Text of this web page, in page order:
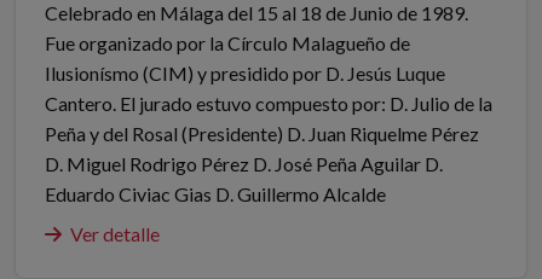
Celebrado en Málaga del 15 al 18 de Junio de 1989.
Fue organizado por la Círculo Malagueño de
Ilusionísmo (CIM) y presidido por D. Jesús Luque
Cantero. El jurado estuvo compuesto por: D. Julio de la
Peña y del Rosal (Presidente) D. Juan Riquelme Pérez
D. Miguel Rodrigo Pérez D. José Peña Aguilar D.
Eduardo Civiac Gias D. Guillermo Alcalde
Ver detalle